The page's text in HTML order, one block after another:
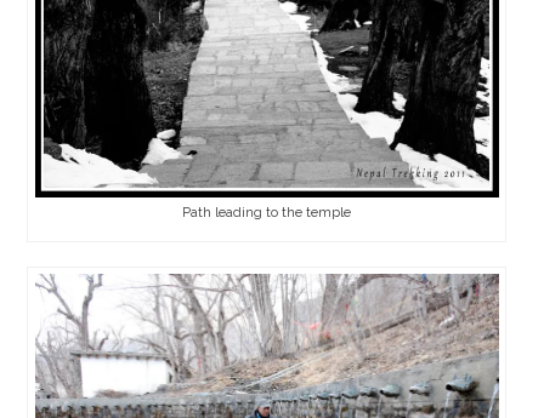
Path leading to the temple